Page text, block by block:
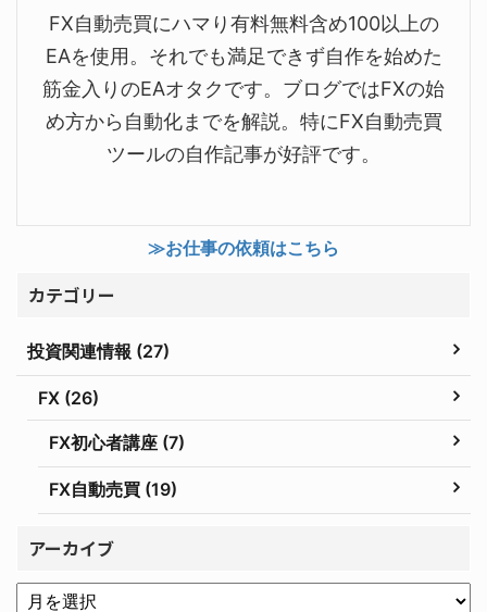
FX自動売買にハマり有料無料含め100以上の
EAを使用。それでも満足できず自作を始めた
筋金入りのEAオタクです。ブログではFXの始
め方から自動化までを解説。特にFX自動売買
ツールの自作記事が好評です。
≫お仕事の依頼はこちら
カテゴリー
投資関連情報 (27)
FX (26)
FX初心者講座 (7)
FX自動売買 (19)
アーカイブ